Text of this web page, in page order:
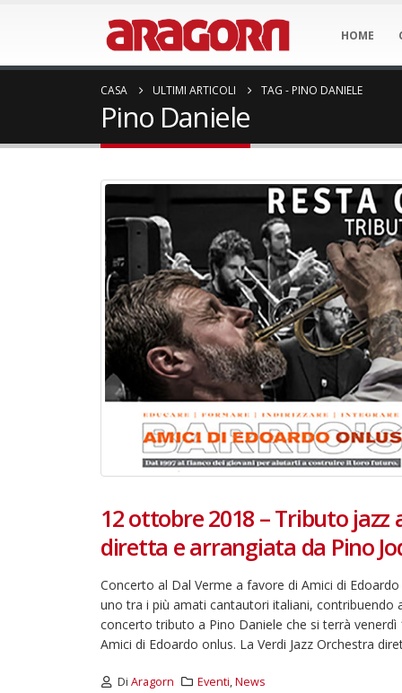
HOME
CASA ULTIMI ARTICOLI TAG - PINO DANIELE
Pino Daniele
12 ottobre 2018 – Tributo jazz
diretta e arrangiata da Pino
Concerto al Dal Verme a favore di Amici di
uno tra i più amati cantautori italiani,
concerto tributo a Pino Daniele che si terrà
Amici di Edoardo onlus. La Verdi Jazz Orchestra
Di Aragorn Eventi,News